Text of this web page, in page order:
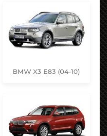
BMW X3 E83 (04-10)